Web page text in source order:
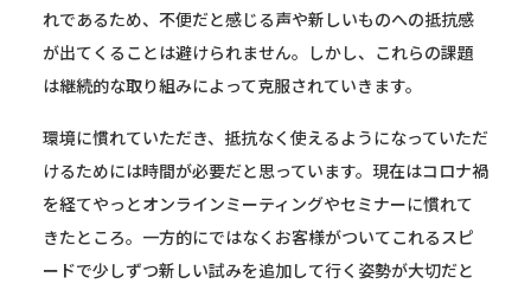
れであるため、不便だと感じる声や新しいものへの抵抗感
が出てくることは避けられません。しかし、これらの課題
は継続的な取り組みによって克服されていきます。
環境に慣れていただき、抵抗なく使えるようになっていただ
けるためには時間が必要だと思っています。現在はコロナ禍
を経てやっとオンラインミーティングやセミナーに慣れて
きたところ。一方的にではなくお客様がついてこれるスピ
ードで少しずつ新しい試みを追加して行く姿勢が大切だと